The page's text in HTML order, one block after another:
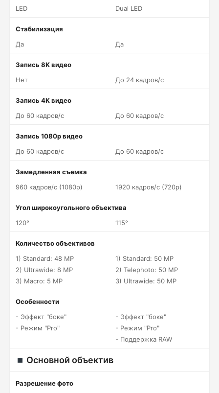
LED
Dual LED
Стабилизация
Да
Да
Запись 8K видео
Нет
До 24 кадров/c
Запись 4K видео
До 60 кадров/c
До 60 кадров/c
Запись 1080p видео
До 60 кадров/c
До 60 кадров/c
Замедленная съемка
960 кадров/c (1080p)
1920 кадров/c (720p)
Угол широкоугольного объектива
120°
115°
Количество объективов
1) Standard: 48 MP
2) Ultrawide: 8 MP
3) Macro: 5 MP
1) Standard: 50 MP
2) Telephoto: 50 MP
3) Ultrawide: 50 MP
Особенности
- Эффект "боке"
- Режим "Pro"
- Эффект "боке"
- Режим "Pro"
- Поддержка RAW
Основной объектив
Разрешение фото